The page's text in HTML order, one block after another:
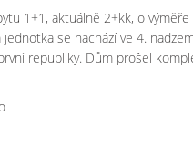
1+1, aktuálně 2+kk, o
se nachází ve 4.
republiky. Dům prošel